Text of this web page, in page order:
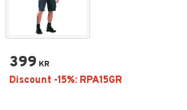
399 KR